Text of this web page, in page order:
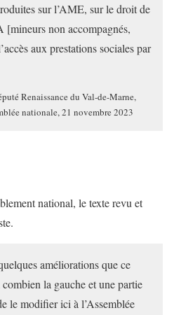
sur l’AME, sur le droit de
non accompagnés,
aux prestations sociales par
Renaissance du Val-de-Marne,
nationale, 21 novembre 2023
national, le texte revu et
améliorations que ce
la gauche et une partie
le modifier ici à l’Assemblée